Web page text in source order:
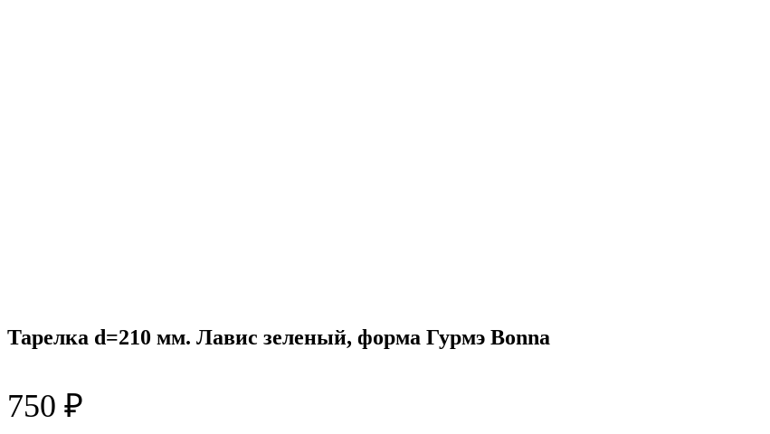
Тарелка d=210 мм. Лавис зеленый, форма Гурмэ Bonna
750 ₽